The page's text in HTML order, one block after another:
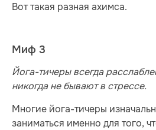
Вот такая разная ахимса.
Миф 3
Йога-тичеры всегда
никогда не бывают в стрессе.
Многие йога-тичеры
заниматься именно для того,